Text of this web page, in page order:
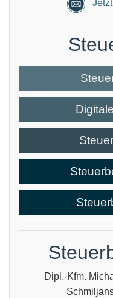
Dipl.-Kfm.